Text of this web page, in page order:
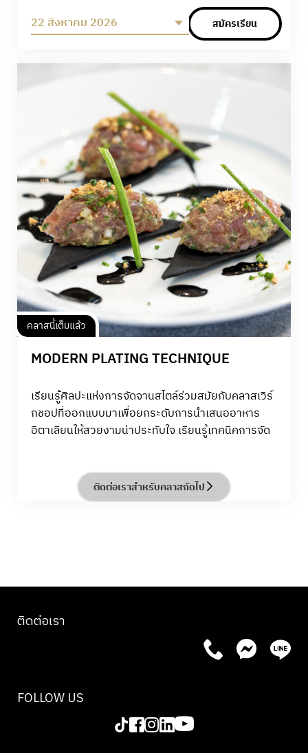
22 สิงหาคม 2026 สมัครเรียน
คลาสนี้เต็มแล้ว
MODERN PLATING TECHNIQUE
เรียนรู้ศิลปะแห่งการจัดจานสไตล์ร่วมสมัยกับคลาสเวิร์
กชอปที่ออกแบบมาเพื่อยกระดับการนำเสนออาหาร
อิตาเลียนให้สวยงามน่าประทับใจ เรียนรู้เทคนิคการจัด
เนื้อสัมผัส และปริมาณ เพื่อการนำเสนอที่ดูประณีตและ
ดึงดูดสายตา พร้อมฝึกฝนการตีความสูตรอาหาร
จัดขึ้นร่วมกับ ALMA – The School of Italian Culinary
ติดต่อเราสำหรับคลาสถัดไป
ติดต่อเรา
FOLLOW US